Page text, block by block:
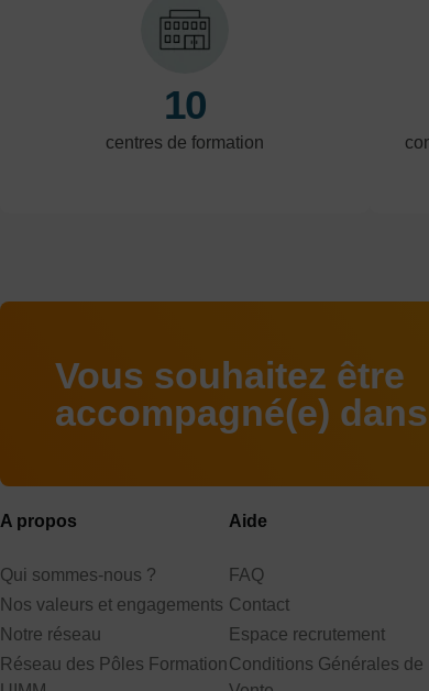
10
centres de formation
Vous souhaitez être
accompagné(e)
A propos
Qui sommes-nous ?
Nos valeurs et engagements
Notre réseau
Réseau des Pôles Formation
Aide
FAQ
Contact
Espace recrutement
Conditions Générales de